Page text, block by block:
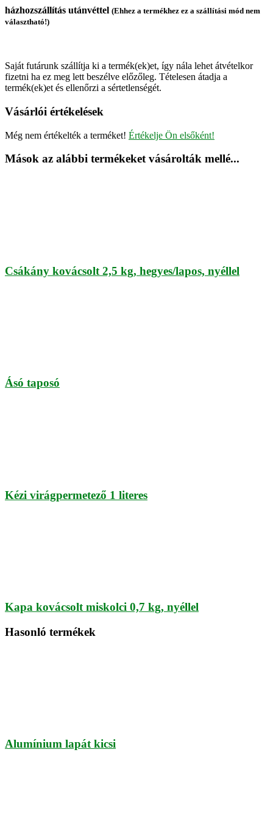
házhozszállítás utánvéttel (Ehhez a termékhez ez a szállítási mód nem
választható!)
Saját futárunk szállítja ki a termék(ek)et, így nála lehet átvételkor
fizetni ha ez meg lett beszélve előzőleg. Tételesen átadja a
termék(ek)et és ellenőrzi a sértetlenségét.
Vásárlói értékelések
Még nem értékelték a terméket! Értékelje Ön elsőként!
Mások az alábbi termékeket vásárolták mellé...
Csákány kovácsolt 2,5 kg, hegyes/lapos, nyéllel
Ásó taposó
Kézi virágpermetező 1 literes
Kapa kovácsolt miskolci 0,7 kg, nyéllel
Hasonló termékek
Alumínium lapát kicsi